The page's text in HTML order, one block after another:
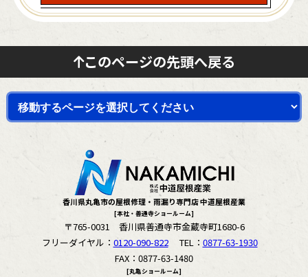
このページの先頭へ戻る
香川県丸亀市の屋根修理・雨漏り専門店 中道屋根産業
[本社・善通寺ショールーム]
〒765-0031 香川県善通寺市金蔵寺町1680-6
フリーダイヤル： 0120-090-822TEL： 0877-63-1930
FAX：0877-63-1480
[丸亀ショールーム]